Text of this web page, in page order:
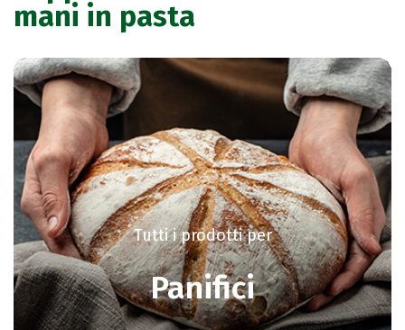
mani in pasta
Tutti i prodotti per
Panifici